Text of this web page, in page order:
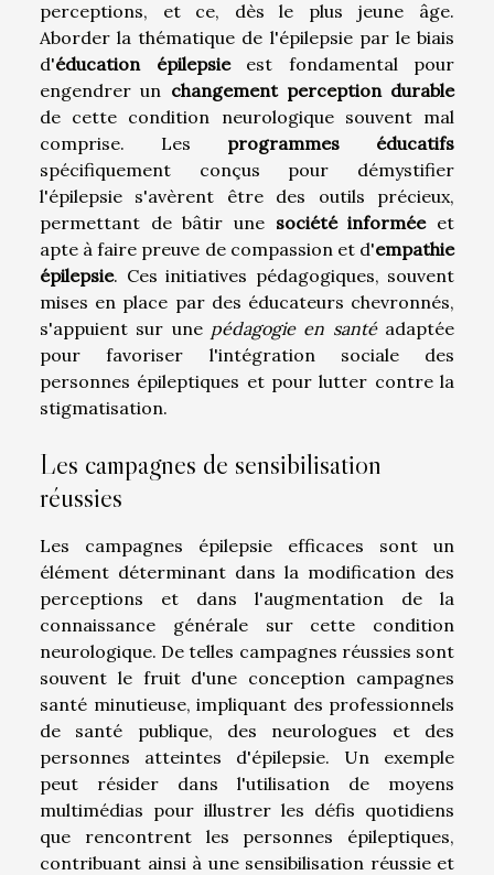
perceptions, et ce, dès le plus jeune âge.
Aborder la thématique de l'épilepsie par le biais
d'éducation épilepsieest fondamental pour
engendrer un changement perception durable
de cette condition neurologique souvent mal
comprise. Les programmes éducatifs
spécifiquement conçus pour démystifier
l'épilepsie s'avèrent être des outils précieux,
permettant de bâtir une société informéeet
apte à faire preuve de compassion et d'empathie
épilepsie. Ces initiatives pédagogiques, souvent
mises en place par des éducateurs chevronnés,
s'appuient sur une pédagogie en santéadaptée
pour favoriser l'intégration sociale des
personnes épileptiques et pour lutter contre la
stigmatisation.
Les campagnes de sensibilisation
réussies
Les campagnes épilepsie efficaces sont un
élément déterminant dans la modification des
perceptions et dans l'augmentation de la
connaissance générale sur cette condition
neurologique. De telles campagnes réussies sont
souvent le fruit d'une conception campagnes
santé minutieuse, impliquant des professionnels
de santé publique, des neurologues et des
personnes atteintes d'épilepsie. Un exemple
peut résider dans l'utilisation de moyens
multimédias pour illustrer les défis quotidiens
que rencontrent les personnes épileptiques,
contribuant ainsi à une sensibilisation réussie et